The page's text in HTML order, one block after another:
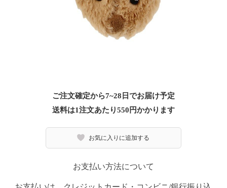
ご注文確定から7~28日でお届け予定
送料は1注文あたり550 円かかります
お気に入りに追加する
お支払い方法について